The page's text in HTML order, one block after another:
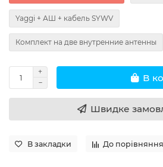
Yaggi + АШ + кабель SYWV
Комплект на две внутренние антенны
В
Швидке
В закладки До порівняння